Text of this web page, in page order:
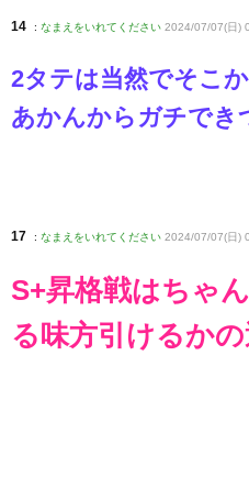
14 : なまえをいれてください 2024/07/07(日)
2タテは当然でそこ
あかんからガチでき
17 : なまえをいれてください 2024/07/07(日)
S+昇格戦はちゃ
る味方引けるか